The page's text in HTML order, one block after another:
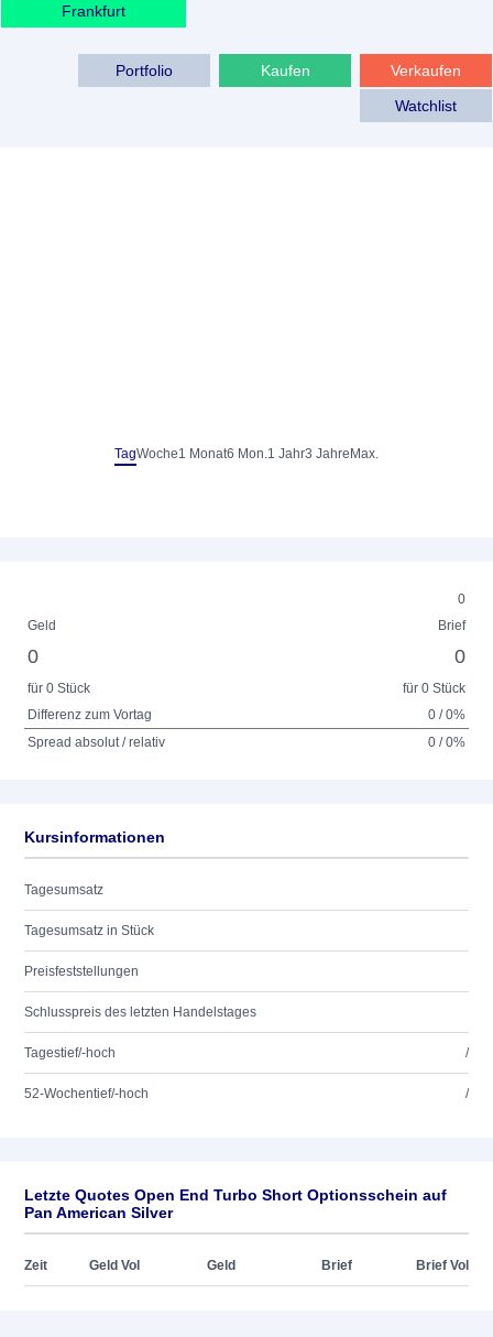
Frankfurt
Verkaufen
Kaufen
Portfolio
Watchlist
TagWoche1 Monat6 Mon.1 Jahr3 Jahre Max.
0
Geld
Brief
0 0
für 0 Stück
für 0 Stück
Differenz zum Vortag
0 / 0%
Spread absolut / relativ
0 / 0%
Kursinformationen
Tagesumsatz
Tagesumsatz in Stück
Preisfeststellungen
Schlusspreis des letzten Handelstages
Tagestief/-hoch /
52-Wochentief/-hoch /
Letzte Quotes Open End Turbo Short Optionsschein auf
Pan American Silver
Zeit Geld Vol Geld Brief Brief Vol